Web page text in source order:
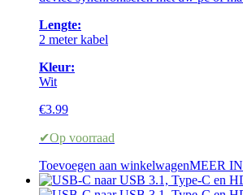
Lengte:
2 meter kabel
Kleur:
Wit
€3.99
✔Op voorraad
Toevoegen aan winkelwagenMEER